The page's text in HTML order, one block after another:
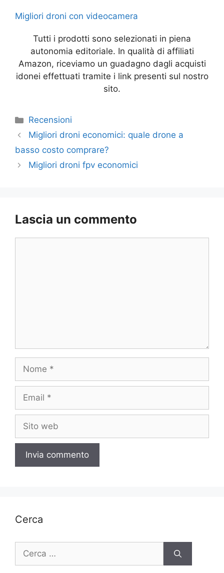
Migliori droni con videocamera
Tutti i prodotti sono selezionati in piena
autonomia editoriale. In qualità di affiliati
Amazon, riceviamo un guadagno dagli acquisti
idonei effettuati tramite i link presenti sul nostro
sito.
Categorie
Recensioni
Migliori droni economici: quale drone a
basso costo comprare?
Migliori droni fpv economici
Lascia un commento
Nome
Email
Sito
web
Cerca
Ricerca